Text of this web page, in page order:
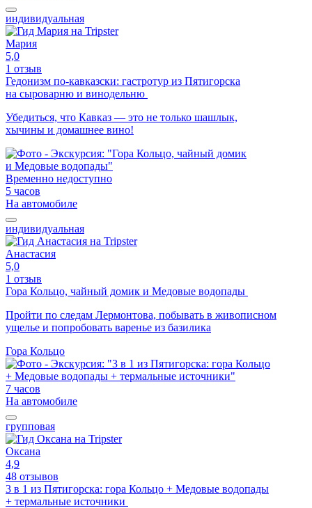
индивидуальная
Мария
5,0
1 отзыв
Гедонизм по-кавказски: гастротур из Пятигорска
на сыроварню и винодельню
Убедиться, что Кавказ — это не только шашлык,
хычины и домашнее вино!
Временно недоступно
5 часов
На автомобиле
индивидуальная
Анастасия
5,0
1 отзыв
Гора Кольцо, чайный домик и Медовые водопады
Пройти по следам Лермонтова, побывать в живописном
ущелье и попробовать варенье из базилика
Гора Кольцо
7 часов
На автомобиле
групповая
Оксана
4,9
48 отзывов
3 в 1 из Пятигорска: гора Кольцо + Медовые водопады
+ термальные источники